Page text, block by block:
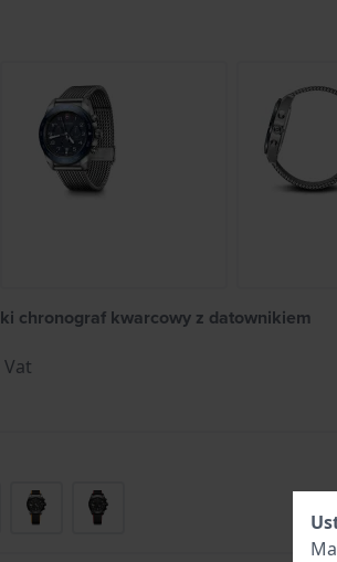
chronograf kwarcowy z datownikiem